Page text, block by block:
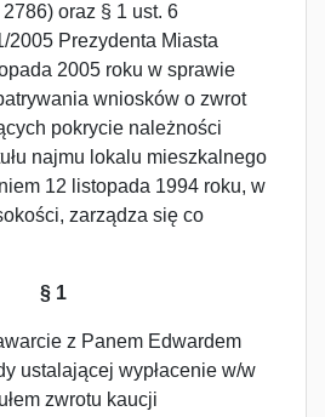
oraz § 1 ust. 6
2005 Prezydenta Miasta
2005 roku w sprawie
wniosków o zwrot
pokrycie należności
najmu lokalu mieszkalnego
12 listopada 1994 roku, w
zarządza się co
§ 1
z Panem Edwardem
ustalającej wypłacenie w/w
zwrotu kaucji